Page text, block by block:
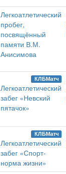
Легкоатлетический
пробег,
посвящённый
памяти В.М.
Анисимова
КЛБМатч
Легкоатлетический
забег «Невский
пятачок»
КЛБМатч
Легкоатлетический
забег «Спорт-
норма жизни»